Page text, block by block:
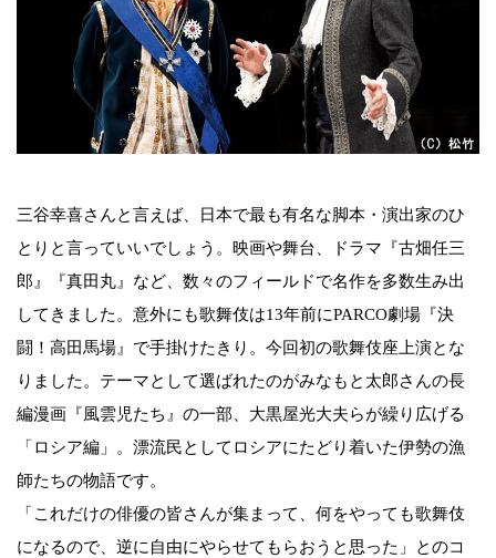
三谷幸喜さんと言えば、日本で最も有名な脚本・演出家のひ
とりと言っていいでしょう。映画や舞台、ドラマ『古畑任三
郎』『真田丸』など、数々のフィールドで名作を多数生み出
してきました。意外にも歌舞伎は13年前にPARCO劇場『決
闘！高田馬場』で手掛けたきり。今回初の歌舞伎座上演とな
りました。テーマとして選ばれたのがみなもと太郎さんの長
編漫画『風雲児たち』の一部、大黒屋光大夫らが繰り広げる
「ロシア編」。漂流民としてロシアにたどり着いた伊勢の漁
師たちの物語です。
「これだけの俳優の皆さんが集まって、何をやっても歌舞伎
になるので、逆に自由にやらせてもらおうと思った」とのコ